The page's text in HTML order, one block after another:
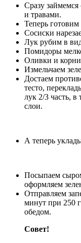
Сразу
и травами.
Теперь
Сосиски
Лук рубим в
Помидоры
Оливки и
Измельчаем
Достаем
тесто,
лук 2/3 часть, в
слои.
А теперь
Посыпаем
оформляем
Отправляем
минут при 250
обедом.
Совет!